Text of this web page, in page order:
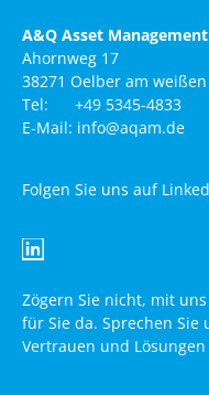
A&Q Asset
Ahornweg 17
38271 Oelber am weißen
Tel: +49 5345-4833
E-Mail: info@aqam.de
Folgen Sie uns auf
Zögern Sie nicht, mit
für Sie da. Sprechen Sie
Vertrauen und